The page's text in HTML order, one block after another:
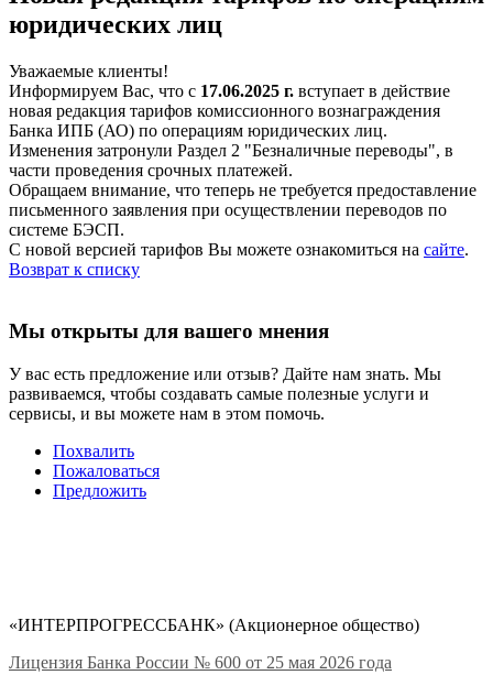
юридических лиц
Уважаемые клиенты!
Информируем Вас, что с 17.06.2025 г. вступает в действие
новая редакция тарифов комиссионного вознаграждения
Банка ИПБ (АО) по операциям юридических лиц.
Изменения затронули Раздел 2 "Безналичные переводы", в
части проведения срочных платежей.
Обращаем внимание, что теперь не требуется предоставление
письменного заявления при осуществлении переводов по
системе БЭСП.
С новой версией тарифов Вы можете ознакомиться на сайте.
Возврат к списку
Мы открыты для вашего мнения
У вас есть предложение или отзыв? Дайте нам знать. Мы
развиваемся, чтобы создавать самые полезные услуги и
сервисы, и вы можете нам в этом помочь.
Похвалить
Пожаловаться
Предложить
«ИНТЕРПРОГРЕССБАНК» (Акционерное общество)
Лицензия Банка России № 600 от 25 мая 2026 года